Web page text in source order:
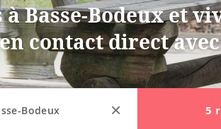
Basse-Bodeux et
contact direct
Bodeux 5